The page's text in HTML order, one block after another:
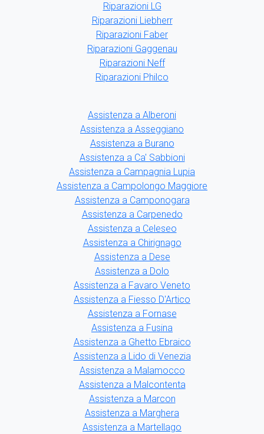
Riparazioni LG
Riparazioni Liebherr
Riparazioni Faber
Riparazioni Gaggenau
Riparazioni Neff
Riparazioni Philco
Assistenza a Alberoni
Assistenza a Asseggiano
Assistenza a Burano
Assistenza a Ca' Sabbioni
Assistenza a Campagnia Lupia
Assistenza a Campolongo Maggiore
Assistenza a Camponogara
Assistenza a Carpenedo
Assistenza a Celeseo
Assistenza a Chirignago
Assistenza a Dese
Assistenza a Dolo
Assistenza a Favaro Veneto
Assistenza a Fiesso D'Artico
Assistenza a Fornase
Assistenza a Fusina
Assistenza a Ghetto Ebraico
Assistenza a Lido di Venezia
Assistenza a Malamocco
Assistenza a Malcontenta
Assistenza a Marcon
Assistenza a Marghera
Assistenza a Martellago